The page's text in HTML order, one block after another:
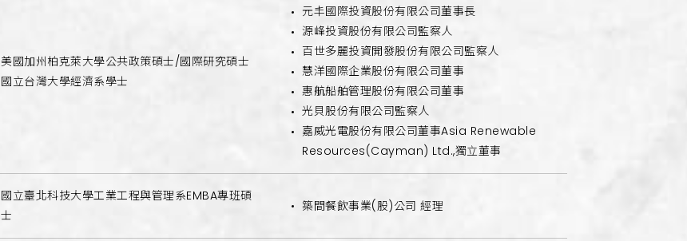
美國加州柏克萊大學公共政策碩士/國際研究碩士
國立台灣大學經濟系學士
元丰國際投資股份有限公司董事長
源峰投資股份有限公司監察人
百世多麗投資開發股份有限公司監察人
慧洋國際企業股份有限公司董事
惠航船舶管理股份有限公司董事
光貝股份有限公司監察人
嘉威光電股份有限公司董事Asia Renewable
Resources(Cayman) Ltd.,獨立董事
國立臺北科技大學工業工程與管理系EMBA專班碩
士
築間餐飲事業(股)公司 經理